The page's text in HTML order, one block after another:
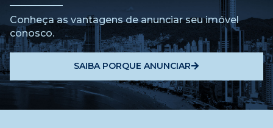
Conheça as vantagens de anunciar seu imóvel
conosco.
SAIBA PORQUE ANUNCIAR